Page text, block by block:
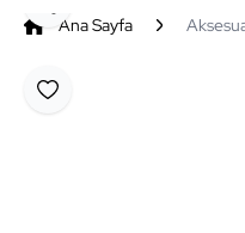
Ana Sayfa
Favoriye Ekle
Paylaş